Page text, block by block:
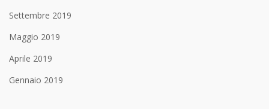
Settembre 2019
Maggio 2019
Aprile 2019
Gennaio 2019